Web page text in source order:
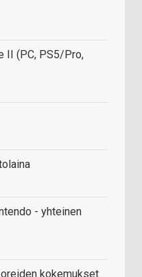
II (PC, PS5/Pro,
- yhteinen
kokemukset